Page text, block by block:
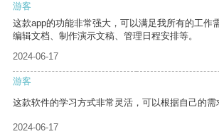
游客
这款app的功能非常强大，可以满足我所有的工作
编辑文档、制作演示文稿、管理日程安排等。
2024-06-17
游客
这款软件的学习方式非常灵活，可以根据自己的需
2024-06-17